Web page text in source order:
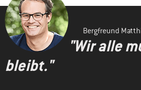
Bergfreund
"Wir alle
bleibt."